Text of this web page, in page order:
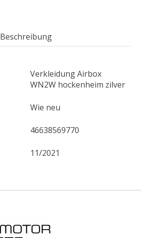
Beschreibung
Verkleidung Airbox
WN2W hockenheim zilver
Wie neu
46638569770
11/2021